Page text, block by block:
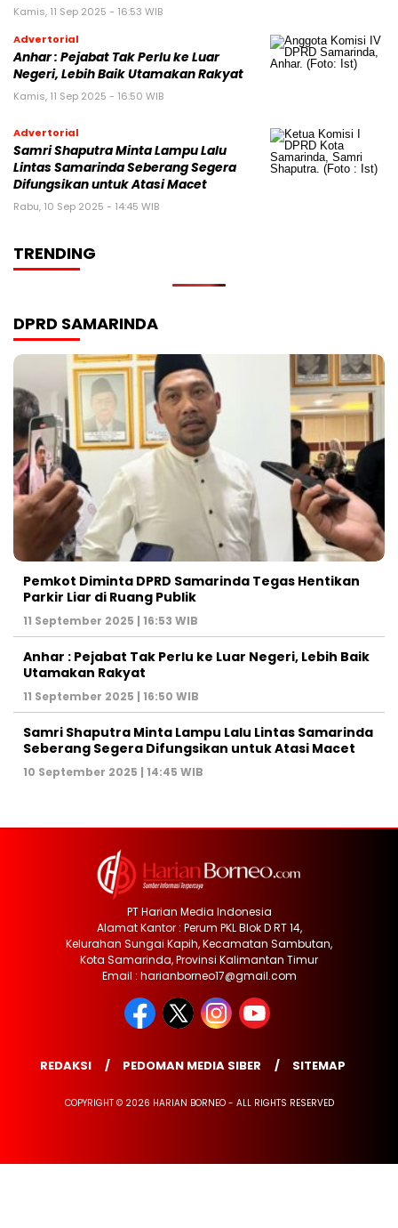
Kamis, 11 Sep 2025 - 16:53 WIB
Advertorial
Anhar : Pejabat Tak Perlu ke Luar
Negeri, Lebih Baik Utamakan Rakyat
Kamis, 11 Sep 2025 - 16:50 WIB
Advertorial
Samri Shaputra Minta Lampu Lalu
Lintas Samarinda Seberang Segera
Difungsikan untuk Atasi Macet
Rabu, 10 Sep 2025 - 14:45 WIB
TRENDING
DPRD SAMARINDA
Pemkot Diminta DPRD Samarinda Tegas Hentikan
Parkir Liar di Ruang Publik
11 September 2025 | 16:53 WIB
Anhar : Pejabat Tak Perlu ke Luar Negeri, Lebih Baik
Utamakan Rakyat
11 September 2025 | 16:50 WIB
Samri Shaputra Minta Lampu Lalu Lintas Samarinda
Seberang Segera Difungsikan untuk Atasi Macet
10 September 2025 | 14:45 WIB
PT Harian Media Indonesia
Alamat Kantor : Perum PKL Blok D RT 14,
Kelurahan Sungai Kapih, Kecamatan Sambutan,
Kota Samarinda, Provinsi Kalimantan Timur
Email : harianborneo17@gmail.com
REDAKSI PEDOMAN MEDIA SIBER SITEMAP
COPYRIGHT © 2026 HARIAN BORNEO - ALL RIGHTS RESERVED